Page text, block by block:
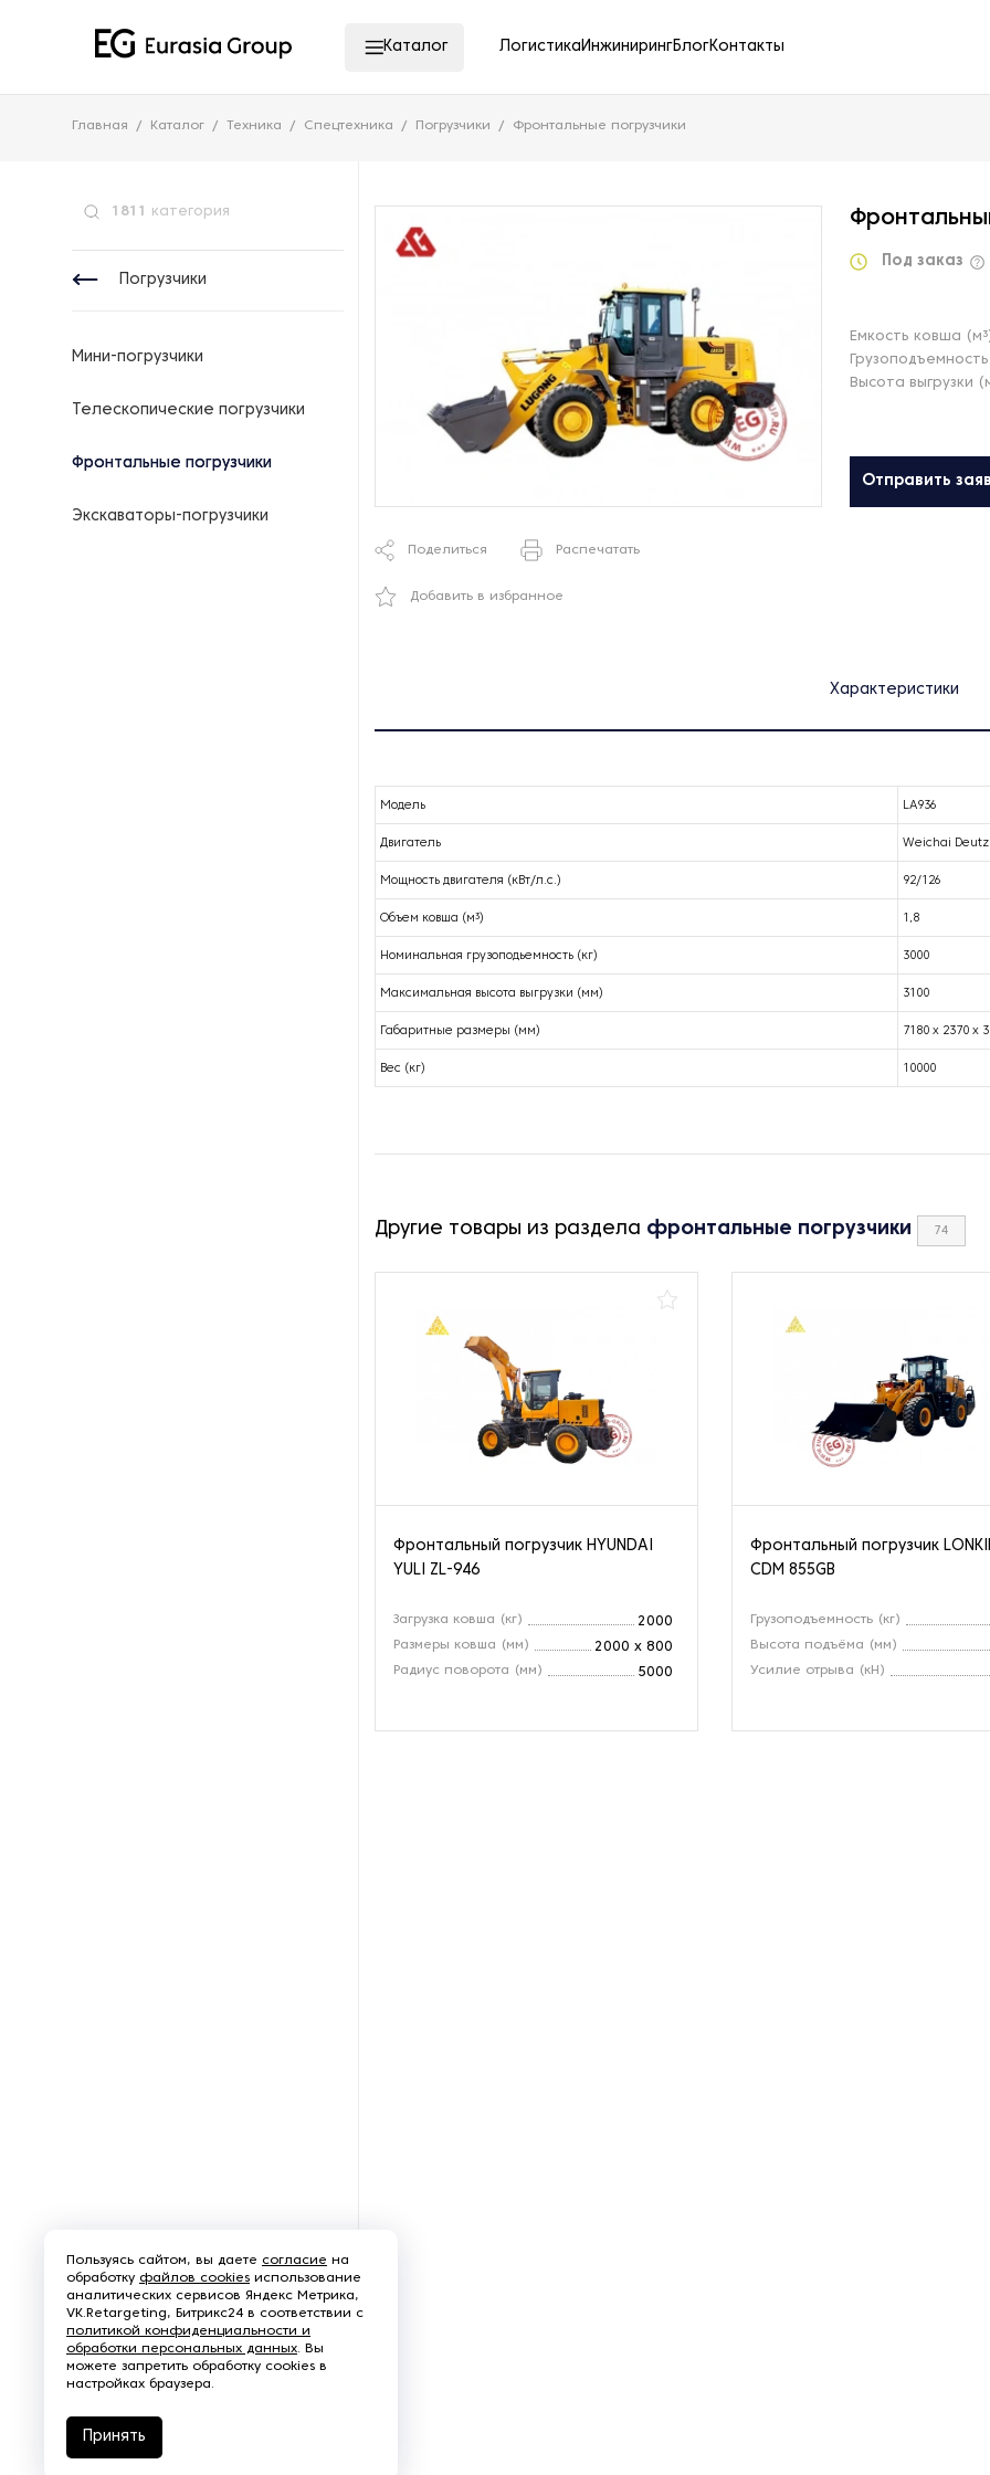
Каталог Логистика ИнжинирингБлогКонтакты
Главная Каталог Техника Спецтехника Погрузчики Фронтальные погрузчики
1811 категория
Погрузчики
Мини-погрузчики
Телескопические погрузчики
Фронтальные погрузчики
Экскаваторы-погрузчики
Поделиться Распечатать
Добавить в избранное
Под заказ
Емкость ковша
Высота выгрузки
Отправить
Характеристики
Модель LA936
Двигатель Weichai Deutz
Мощность двигателя (кВт/л.с.) 92/126
Объем ковша (м³) 1,8
Номинальная грузоподьемность (кг) 3000
Максимальная высота выгрузки (мм) 3100
Габаритные размеры (мм) 7180 x 2370 x
Вес (кг) 10000
Другие товары из раздела фронтальные погрузчики 74
Фронтальный погрузчик HYUNDAI
YULI ZL-946
Загрузка ковша (кг)
2000
Размеры ковша (мм)
2000 x 800
Радиус поворота (мм)
5000
Фронтальный погрузчик
CDM 855GВ
Грузоподъемность (кг)
Высота подъёма (мм)
Усилие отрыва (кН)
Пользуясь сайтом, вы даете согласие на
обработку файлов cookies использование
аналитических сервисов Яндекс Метрика,
VK.Retargeting, Битрикс24 в соответствии с
политикой конфиденциальности и
обработки персональных данных. Вы
можете запретить обработку cookies в
настройках браузера.
Принять